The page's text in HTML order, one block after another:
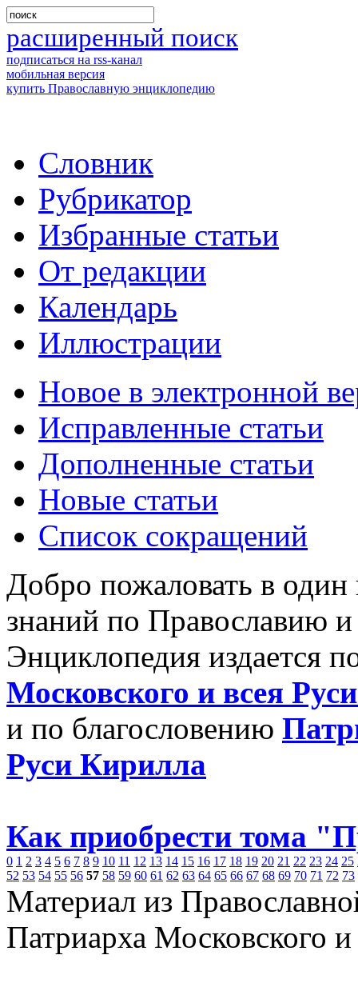
расширенный поиск
подписаться на rss-канал
мобильная версия
купить Православную энциклопедию
Словник
Рубрикатор
Избранные статьи
От редакции
Календарь
Иллюстрации
Новое в электронной
Исправленные статьи
Дополненные статьи
Новые статьи
Список сокращений
Добро пожаловать в
знаний по Православию
Энциклопедия издается
Московского и всея
и по благословению
Руси Кирилла
Как приобрести тома
0 1 2 3 4 5 6 7 8 9 10 11 12 13 14 15 16 17 18 19 20 21 22 23 24 25
52 53 54 55 56 57 58 59 60 61 62 63 64 65 66 67 68 69 70 71 72 73
Материал из
Патриарха Московского